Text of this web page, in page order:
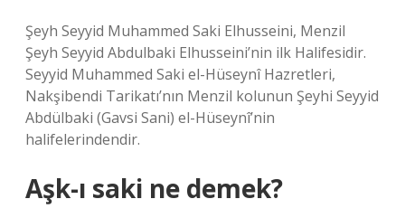
Şeyh Seyyid Muhammed Saki Elhusseini, Menzil
Şeyh Seyyid Abdulbaki Elhusseini’nin ilk Halifesidir.
Seyyid Muhammed Saki el-Hüseynî Hazretleri,
Nakşibendi Tarikatı’nın Menzil kolunun Şeyhi Seyyid
Abdülbaki (Gavsi Sani) el-Hüseynî’nin
halifelerindendir.
Aşk-ı saki ne demek?